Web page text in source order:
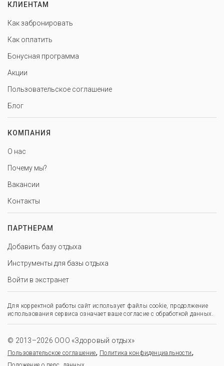
КЛИЕНТАМ
Как забронировать
Как оплатить
Бонусная программа
Акции
Пользовательское соглашение
Блог
КОМПАНИЯ
О нас
Почему мы?
Вакансии
Контакты
ПАРТНЕРАМ
Добавить базу отдыха
Инструменты для базы отдыха
Войти в экстранет
Для корректной работы сайт использует файлы cookie, продолжение
использования сервиса означает ваше согласие с обработкой данных.
© 2013–2026 ООО «Здоровый отдых»
Пользовательское соглашение, Политика конфиденциальности,